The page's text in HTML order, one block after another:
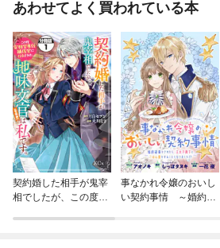
あわせてよく買われている本
契約婚した相手が鬼宰
相でしたが、この度宰
事なかれ令嬢のおいし
い契約事情 ～婚約破